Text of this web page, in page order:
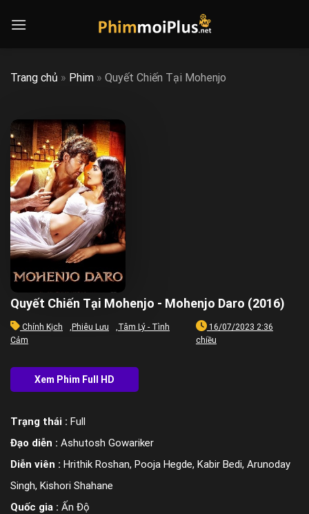
Trang chủ » Phim » Quyết Chiến Tại Mohenjo
Quyết Chiến Tại Mohenjo - Mohenjo Daro (2016)
Chính Kịch , Phiêu Lưu ,Tâm Lý - Tình
Cảm
16/07/2023 2:36
chiều
Trạng thái : Full
Đạo diễn : Ashutosh Gowariker
Diễn viên : Hrithik Roshan, Pooja Hegde, Kabir Bedi, Arunoday
Singh, Kishori Shahane
Quốc gia : Ấn Độ